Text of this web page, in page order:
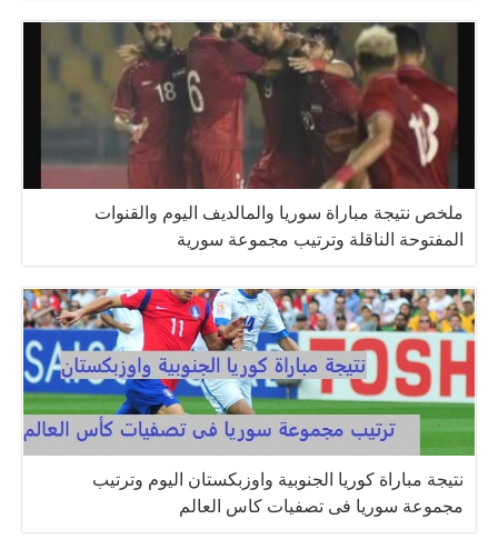
ملخص نتيجة مباراة سوريا والمالديف اليوم والقنوات
المفتوحة الناقلة وترتيب مجموعة سورية
نتيجة مباراة كوريا الجنوبية واوزبكستان اليوم وترتيب
مجموعة سوريا فى تصفيات كاس العالم